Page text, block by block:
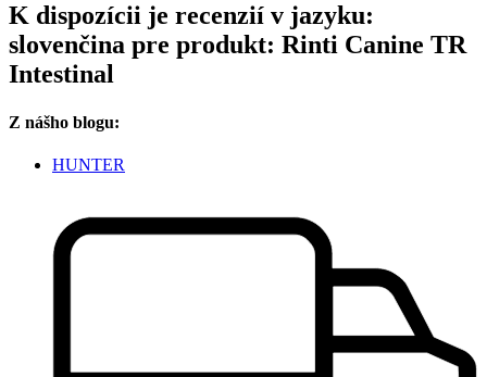
K dispozícii je recenzií v jazyku:
slovenčina pre produkt: Rinti Canine TR
Intestinal
Z nášho blogu:
HUNTER